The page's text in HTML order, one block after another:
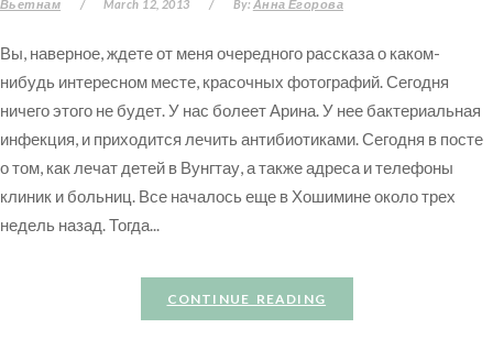
Вьетнам / March 12, 2013 / By: Анна Егорова
Вы, наверное, ждете от меня очередного рассказа о каком-
нибудь интересном месте, красочных фотографий. Сегодня
ничего этого не будет. У нас болеет Арина. У нее бактериальная
инфекция, и приходится лечить антибиотиками. Сегодня в посте
о том, как лечат детей в Вунгтау, а также адреса и телефоны
клиник и больниц. Все началось еще в Хошимине около трех
недель назад. Тогда...
CONTINUE READING